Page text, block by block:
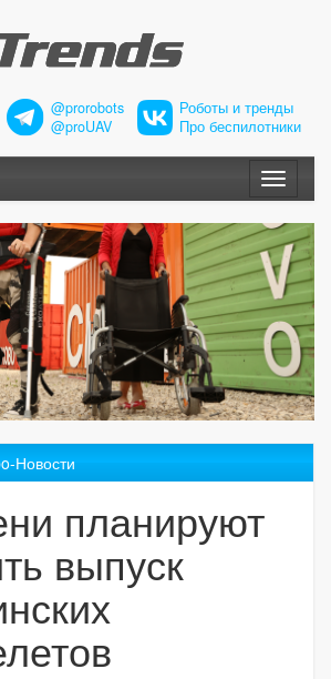
@prorobots
@proUAV
Роботы и тренды
Про беспилотники
Меню
Новости
планируют
выпуск